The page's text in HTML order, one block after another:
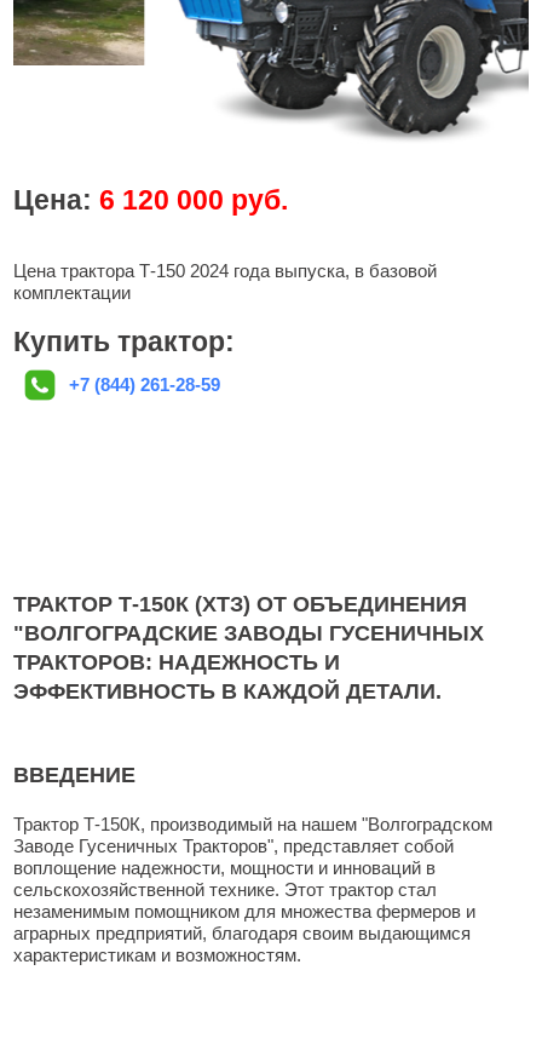
Цена:6 120 000 руб.
Цена трактора Т-150 2024 года выпуска, в базовой
комплектации
Купить трактор:
+7 (844) 261-28-59
ТРАКТОР Т-150К (ХТЗ) ОТ ОБЪЕДИНЕНИЯ
"ВОЛГОГРАДСКИЕ ЗАВОДЫ ГУСЕНИЧНЫХ
ТРАКТОРОВ: НАДЕЖНОСТЬ И
ЭФФЕКТИВНОСТЬ В КАЖДОЙ ДЕТАЛИ.
ВВЕДЕНИЕ
Трактор Т-150К, производимый на нашем "Волгоградском
Заводе Гусеничных Тракторов", представляет собой
воплощение надежности, мощности и инноваций в
сельскохозяйственной технике. Этот трактор стал
незаменимым помощником для множества фермеров и
аграрных предприятий, благодаря своим выдающимся
характеристикам и возможностям.